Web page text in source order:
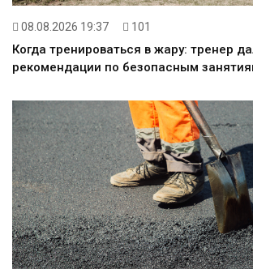
08.08.2026 19:37 101
Когда тренироваться в жару: тренер
рекомендации по безопасным